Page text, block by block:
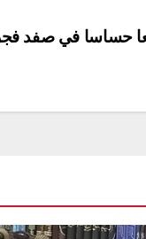
حساسا في صفد فجر